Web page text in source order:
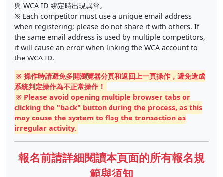
與 WCA ID 綁定時出現異常。
※ Each competitor must use a unique email address
when registering; please do not share it with others. If
the same email address is used by multiple competitors,
it will cause an error when linking the WCA account to
the WCA ID.
※ 操作時請避免多開瀏覽器分頁和返回上一頁操作，避免造成
系統判定操作為不正常操作！
※ Please avoid opening multiple browser tabs or
clicking the "back" button during the process, as this
may cause the system to flag the transaction as
irregular activity.
報名前請詳細閱讀本頁面的所有報名規
範與須知